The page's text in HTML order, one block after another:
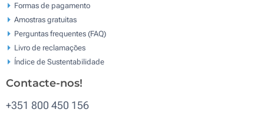
Formas de pagamento
Amostras gratuitas
Perguntas frequentes (FAQ)
Livro de reclamaçōes
Índice de Sustentabilidade
Contacte-nos!
+351 800 450 156